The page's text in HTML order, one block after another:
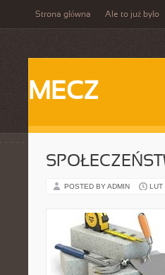
Strona główna Ale to już było
MECZ
POSTED BY ADMIN LUT